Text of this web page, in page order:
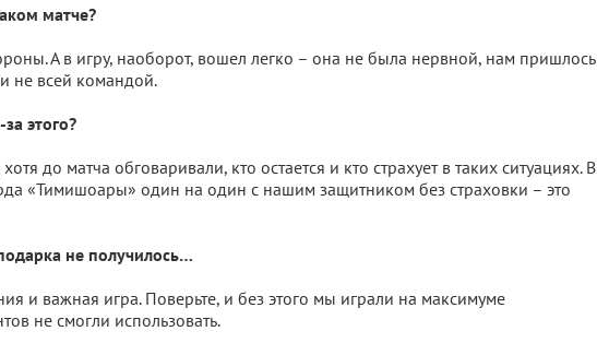
матче?
А в игру, наоборот, вошел легко – она не была нервной, нам пришлось
не всей командой.
этого?
до матча обговаривали, кто остается и кто страхует в таких ситуациях. В
«Тимишоары» один на один с нашим защитником без страховки – это
не получилось…
и важная игра. Поверьте, и без этого мы играли на максимуме
не смогли использовать.